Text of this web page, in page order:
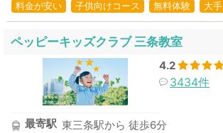
料金が安い 子供向けコース 無料体験 大手
ペッピーキッズクラブ 三条教室
4.2
3434件
最寄駅 東三条駅から 徒歩6分